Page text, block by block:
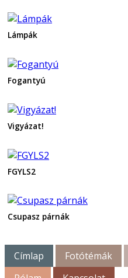
Lámpák
Fogantyú
Vigyázat!
FGYLS2
Csupasz párnák
Címlap Fotótémák